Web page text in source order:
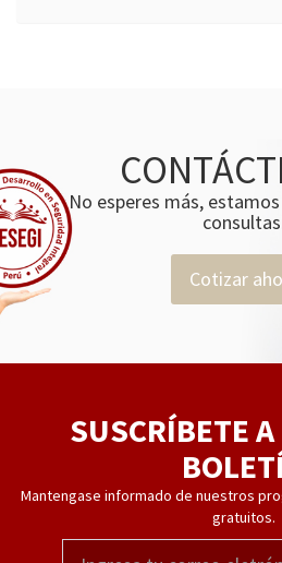
No esperes más,
Cotizar
SUSCRÍBETE
Mantengase informado de nuestros
gratuitos.